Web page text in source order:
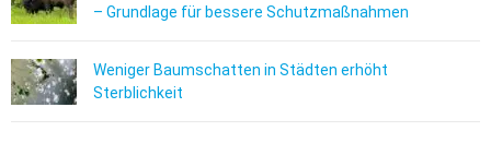
– Grundlage für bessere Schutzmaßnahmen
Weniger Baumschatten in Städten erhöht
Sterblichkeit